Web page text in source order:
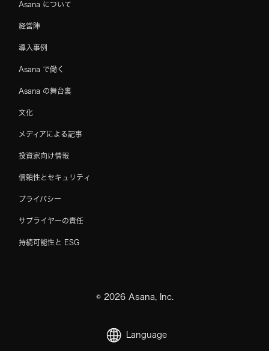
Asana について
経営陣
導入事例
Asana で働く
Asana の舞台裏
文化
メディアによる記事
投資家向け情報
信頼性とセキュリティ
プライバシー
サプライヤーの責任
持続可能性と ESG
© 2026Asana, Inc.
Language